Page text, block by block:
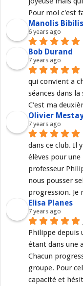
Pour moi c'est
Manolis Bibilis
6 years ago
Bob Durand
7 years ago
qui convient a
séances dans
C'est ma
Olivier
7 years ago
dans ce club. Il
élèves pour
professeur
nous pousser
progression. Je
Elisa Planes
7 years ago
Philippe depuis
étant dans une
Chacun
groupe. Pour
capacité et